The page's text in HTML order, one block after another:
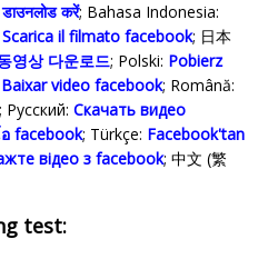
करें; Bahasa Indonesia‬:
Scarica il filmato facebook; 日本
영상 다운로드; Polski‎: Pobierz
Baixar video facebook; Română:
; Русский: Скачать видео
facebook; Türkçe‬: Facebook'tan
відео з facebook; 中文 (繁
test: